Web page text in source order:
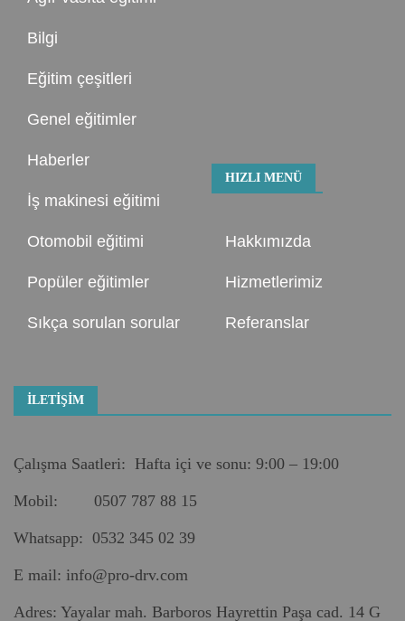
Bilgi
Eğitim çeşitleri
Genel eğitimler
Haberler
İş makinesi eğitimi
Otomobil eğitimi
Popüler eğitimler
Sıkça sorulan sorular
HIZLI MENÜ
Hakkımızda
Hizmetlerimiz
Referanslar
İLETIŞIM
Çalışma Saatleri: Hafta içi ve sonu: 9:00 – 19:00
Mobil: 0507 787 88 15
Whatsapp: 0532 345 02 39
E mail: info@pro-drv.com
Adres: Yayalar mah. Barboros Hayrettin Paşa cad. 14 G